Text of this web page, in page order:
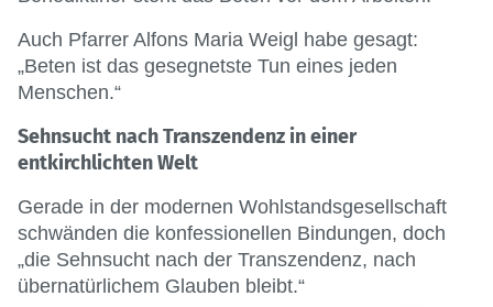
Auch Pfarrer Alfons Maria Weigl habe gesagt:
„Beten ist das gesegnetste Tun eines jeden
Menschen.“
Sehnsucht nach Transzendenz in einer
entkirchlichten Welt
Gerade in der modernen Wohlstandsgesellschaft
schwänden die konfessionellen Bindungen, doch
„die Sehnsucht nach der Transzendenz, nach
übernatürlichem Glauben bleibt.“